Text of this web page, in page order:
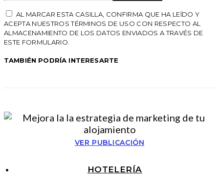
AL MARCAR ESTA CASILLA, CONFIRMA QUE HA LEÍDO Y
ACEPTA NUESTROS TÉRMINOS DE USO CON RESPECTO AL
ALMACENAMIENTO DE LOS DATOS ENVIADOS A TRAVÉS DE
ESTE FORMULARIO.
TAMBIÉN PODRÍA INTERESARTE
VER PUBLICACIÓN
HOTELERÍA